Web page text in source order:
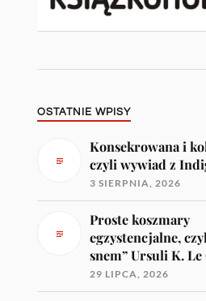
OSTATNIE WPISY
Konsekrowana i
czyli wywiad z
3 SIERPNIA, 2026
Proste koszmary
egzystencjalne,
snem” Ursuli K.
29 LIPCA, 2026